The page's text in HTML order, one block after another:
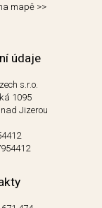
mapě >>
údaje
s.r.o.
1095
Jizerou